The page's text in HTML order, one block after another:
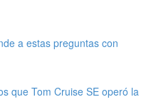
a estas preguntas con
que Tom Cruise SE operó la